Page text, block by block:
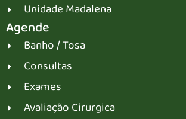
Unidade Madalena
Agende
Banho / Tosa
Consultas
Exames
Avaliação Cirurgica